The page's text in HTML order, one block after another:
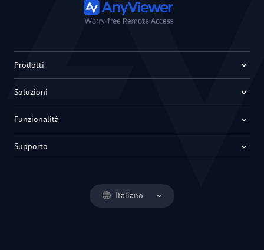
Italiano
Prodotti
Soluzioni
Funzionalità
Supporto